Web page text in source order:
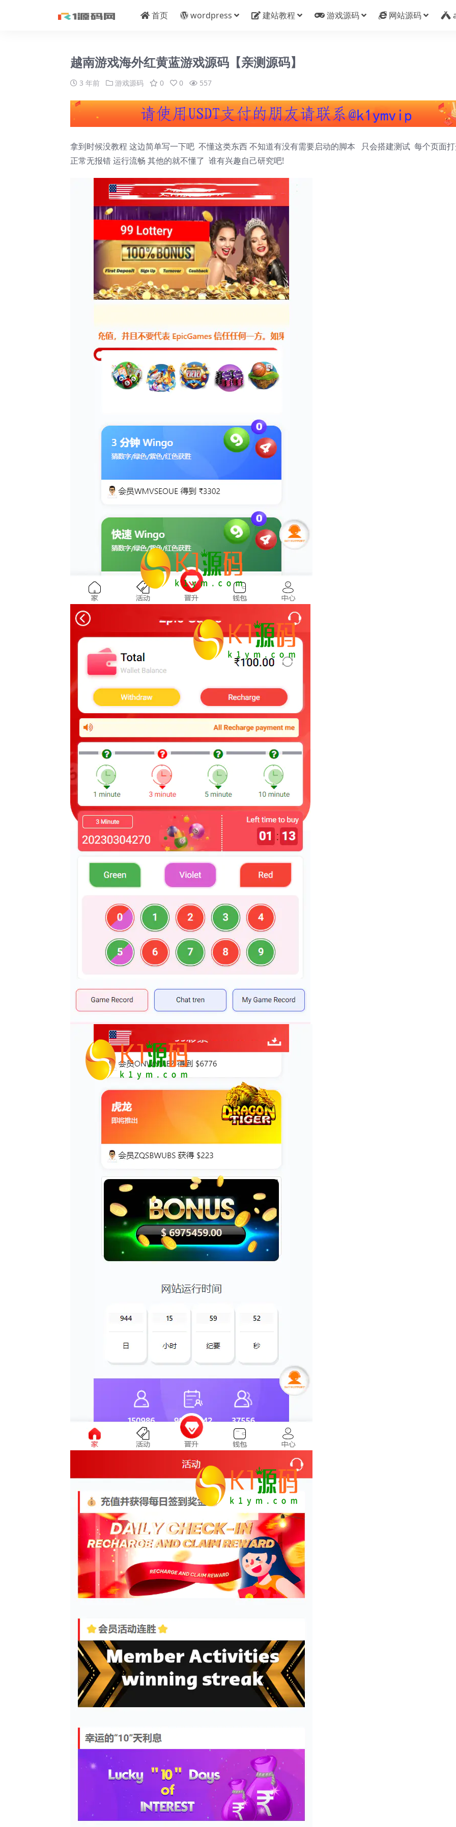
首页 wordpress 建站教程 游戏源码 网站源码
越南游戏海外红黄蓝游戏源码【亲测源码】
3 年前 游戏源码 0 0 557
拿到时候没教程 这边简单写一下吧 不懂这类东西 不知道有没有需要启动的脚本 只会搭建测试 每个页面
正常无报错 运行流畅 其他的就不懂了 谁有兴趣自己研究吧!